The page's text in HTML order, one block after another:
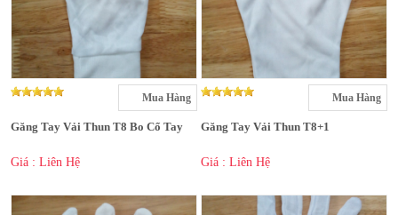
Mua Hàng
Găng Tay Vải Thun T8 Bo Cổ Tay
Giá : Liên Hệ
Mua Hàng
Găng Tay Vải Thun T8+1
Giá : Liên Hệ